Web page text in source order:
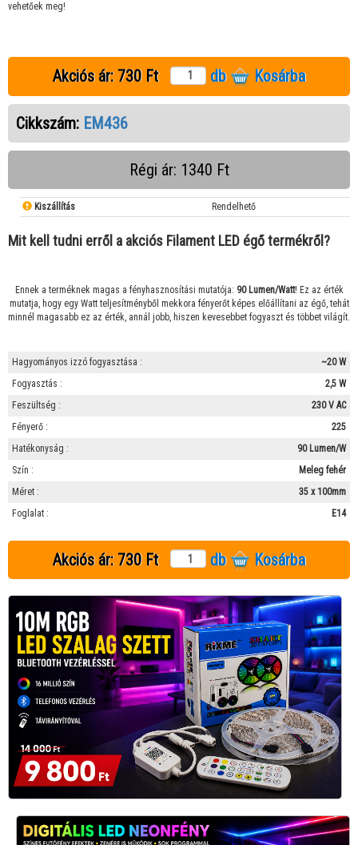
vehetőek meg!
Akciós ár: 730 Ft db Kosárba
Cikkszám: EM436
Régi ár: 1340 Ft
Kiszállítás Rendelhető
Mit kell tudni erről a akciós Filament LED égő termékről?
Ennek a terméknek magas a fényhasznosítási mutatója: 90 Lumen/Watt! Ez az érték
mutatja, hogy egy Watt teljesítményből mekkora fényerőt képes előállítani az égő, tehát
minnél magasabb ez az érték, annál jobb, hiszen kevesebbet fogyaszt és többet világít.
Hagyományos izzó fogyasztása :
~20 W
Fogyasztás :
2,5 W
Feszültség :
230 V AC
Fényerő :
225
Hatékonyság :
90 Lumen/W
Szín :
Meleg fehér
Méret :
35 x 100mm
Foglalat :
E14
Akciós ár: 730 Ft db Kosárba